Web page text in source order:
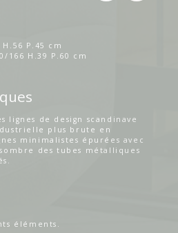
P.45 cm
166 H.39 P.60 cm
lignes de design scandinave
plus brute en
minimalistes épurées avec
des tubes métalliques
éléments.